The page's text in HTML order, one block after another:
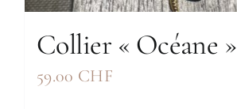
Collier « Océane »
59.00 CHF